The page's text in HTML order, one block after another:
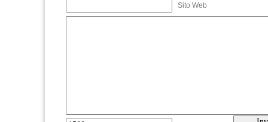
Sito Web